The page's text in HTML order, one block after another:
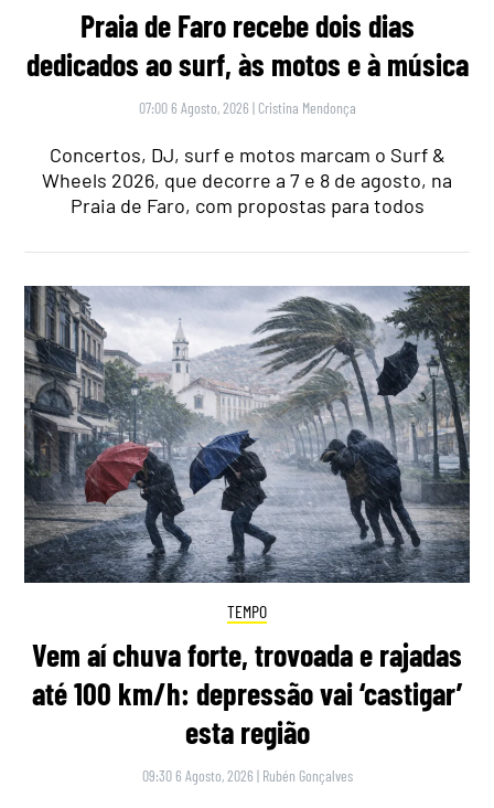
Praia de Faro recebe dois dias
dedicados ao surf, às motos e à música
07:00 6 Agosto, 2026 | Cristina Mendonça
Concertos, DJ, surf e motos marcam o Surf &
Wheels 2026, que decorre a 7 e 8 de agosto, na
Praia de Faro, com propostas para todos
TEMPO
Vem aí chuva forte, trovoada e rajadas
até 100 km/h: depressão vai ‘castigar’
esta região
09:30 6 Agosto, 2026 | Rubén Gonçalves